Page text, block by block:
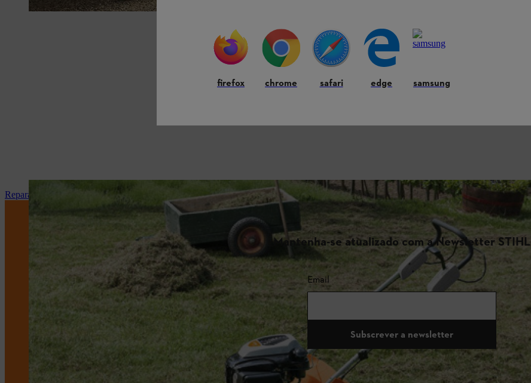
Reparação e manutenção
Mantenha-se atualizado com a Newsletter STIHL
Email
Subscrever a newsletter
firefox chrome safari edge samsung